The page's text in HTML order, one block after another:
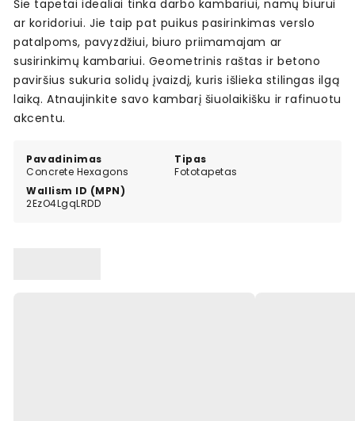
Pavadinimas
Concrete Hexagons
Tipas
Fototapetas
Wallism ID (MPN)
2EzO4LgqLRDD
Šie tapetai idealiai tinka darbo kambariui, namų biurui
ar koridoriui. Jie taip pat puikus pasirinkimas verslo
patalpoms, pavyzdžiui, biuro priimamajam ar
susirinkimų kambariui. Geometrinis raštas ir betono
paviršius sukuria solidų įvaizdį, kuris išlieka stilingas ilgą
laiką. Atnaujinkite savo kambarį šiuolaikišku ir rafinuotu
akcentu.